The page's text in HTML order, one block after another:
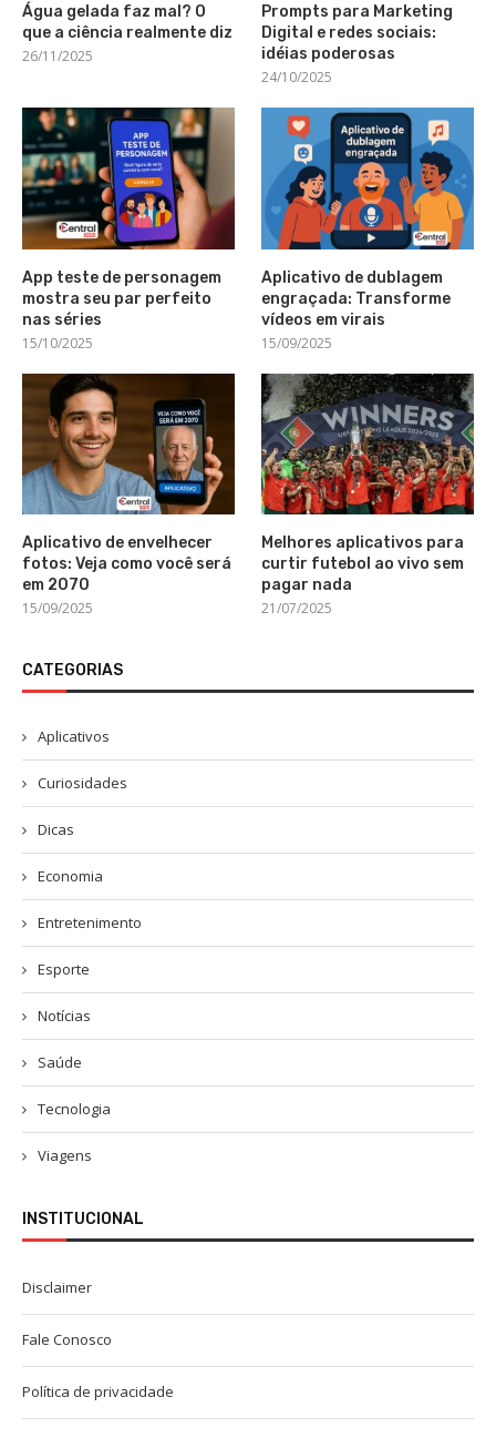
Água gelada faz mal? O
que a ciência realmente diz
26/11/2025
Prompts para Marketing
Digital e redes sociais:
idéias poderosas
24/10/2025
App teste de personagem
mostra seu par perfeito
nas séries
15/10/2025
Aplicativo de dublagem
engraçada: Transforme
vídeos em virais
15/09/2025
Aplicativo de envelhecer
fotos: Veja como você será
em 2070
15/09/2025
Melhores aplicativos para
curtir futebol ao vivo sem
pagar nada
21/07/2025
CATEGORIAS
Aplicativos
Curiosidades
Dicas
Economia
Entretenimento
Esporte
Notícias
Saúde
Tecnologia
Viagens
INSTITUCIONAL
Disclaimer
Fale Conosco
Política de privacidade